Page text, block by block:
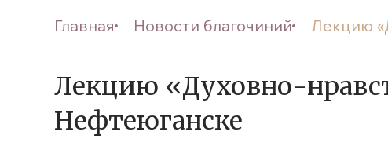
Главная Новости благочиний Лекцию
Лекцию «Духовно-
Нефтеюганске